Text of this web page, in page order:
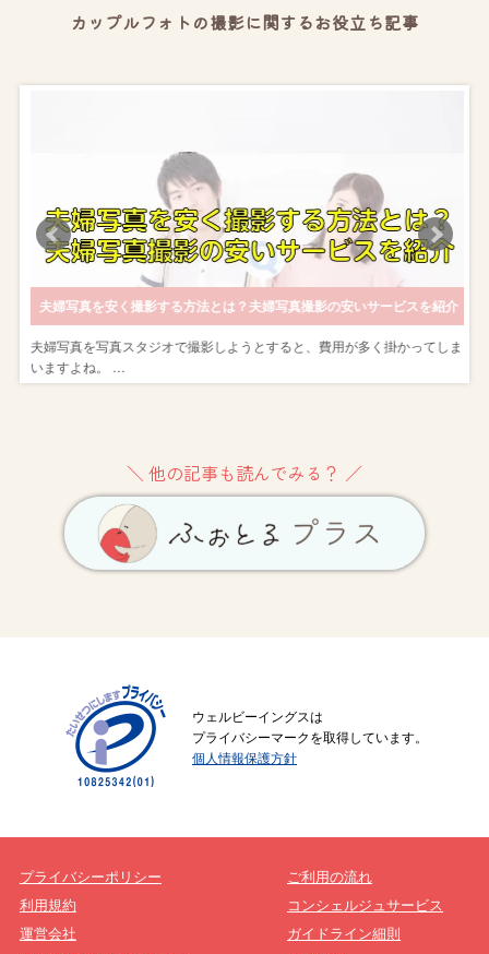
カップルフォトの撮影に関するお役立ち記事
夫婦写真を安く撮影する方法とは？夫婦写真撮影の安いサービスを紹介
夫婦写真を写真スタジオで撮影しようとすると、費用が多く掛かってしま
いますよね。 …
＼ 他の記事も読んでみる？ ／
ウェルビーイングスは
プライバシーマークを取得しています。
個人情報保護方針
プライバシーポリシー
利用規約
運営会社
ご利用の流れ
コンシェルジュサービス
ガイドライン細則